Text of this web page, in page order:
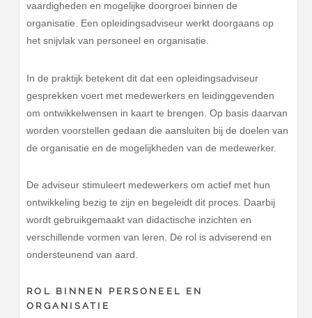
vaardigheden en mogelijke doorgroei binnen de
organisatie. Een opleidingsadviseur werkt doorgaans op
het snijvlak van personeel en organisatie.
In de praktijk betekent dit dat een opleidingsadviseur
gesprekken voert met medewerkers en leidinggevenden
om ontwikkelwensen in kaart te brengen. Op basis daarvan
worden voorstellen gedaan die aansluiten bij de doelen van
de organisatie en de mogelijkheden van de medewerker.
De adviseur stimuleert medewerkers om actief met hun
ontwikkeling bezig te zijn en begeleidt dit proces. Daarbij
wordt gebruikgemaakt van didactische inzichten en
verschillende vormen van leren. De rol is adviserend en
ondersteunend van aard.
ROL BINNEN PERSONEEL EN
ORGANISATIE